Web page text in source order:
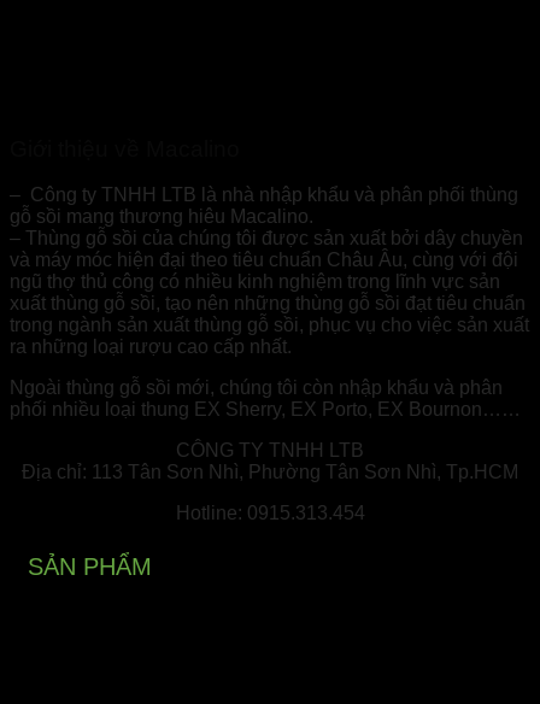
– Công ty TNHH LTB là nhà nhập khẩu và phân phối thùng
gỗ sồi mang thương hiêu Macalino.
– Thùng gỗ sồi của chúng tôi được sản xuất bởi dây chuyền
và máy móc hiện đại theo tiêu chuẩn Châu Âu, cùng với đội
ngũ thợ thủ công có nhiều kinh nghiệm trong lĩnh vực sản
xuất thùng gỗ sồi, tạo nên những thùng gỗ sồi đạt tiêu chuẩn
trong ngành sản xuất thùng gỗ sồi, phục vụ cho việc sản xuất
ra những loại rượu cao cấp nhất.
Ngoài thùng gỗ sồi mới, chúng tôi còn nhập khẩu và phân
phối nhiều loại thung EX Sherry, EX Porto, EX Bournon……
CÔNG TY TNHH LTB
Địa chỉ: 113 Tân Sơn Nhì, Phường Tân Sơn Nhì, Tp.HCM
Hotline: 0915.313.454
SẢN PHẨM